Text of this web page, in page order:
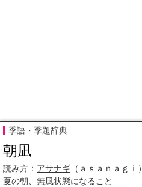
季語・季題辞典
朝凪
読み方： アサナギ （ａｓａｎａｇｉ）
夏の朝
無風状態になること